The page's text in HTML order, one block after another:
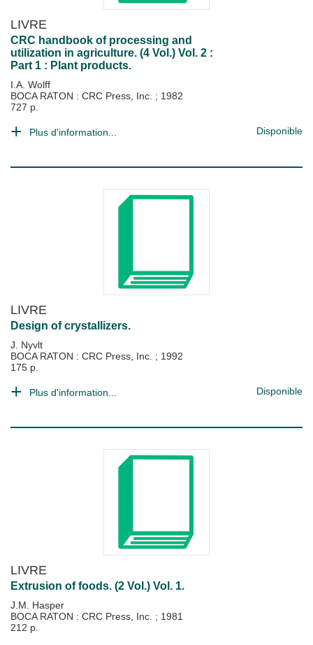
LIVRE
CRC handbook of processing and
utilization in agriculture. (4 Vol.) Vol. 2 :
Part 1 : Plant products.
I.A. Wolff
BOCA RATON : CRC Press, Inc. ; 1982
727 p.
Plus d'information... Disponible
LIVRE
Design of crystallizers.
J. Nyvlt
BOCA RATON : CRC Press, Inc. ; 1992
175 p.
Plus d'information... Disponible
LIVRE
Extrusion of foods. (2 Vol.) Vol. 1.
J.M. Hasper
BOCA RATON : CRC Press, Inc. ; 1981
212 p.